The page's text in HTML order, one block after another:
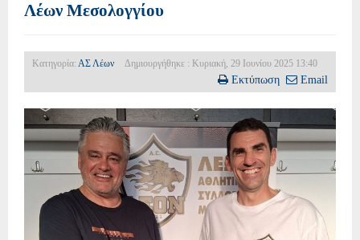
Λέων Μεσολογγίου
Κατηγορία: ΑΣ Λέων
Δημιουργήθηκε : Κυριακή, 29 Ιουνίου 2025 13:40
Εκτύπωση
Email